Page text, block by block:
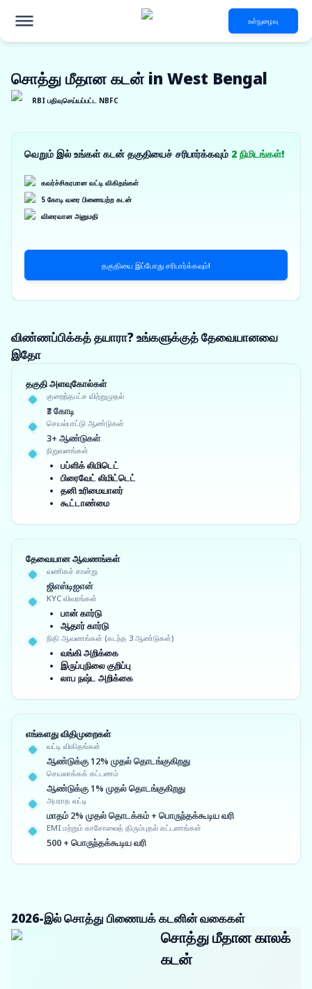
உள்நுழைவு
சொத்து மீதான கடன் in West Bengal
RBI பதிவுசெய்யப்பட்ட NBFC
வெறும் இல் உங்கள் கடன் தகுதியைச் சரிபார்க்கவும் 2 நிமிடங்கள்!
கவர்ச்சிகரமான வட்டி விகிதங்கள்
5 கோடி வரை பிணையற்ற கடன்
விரைவான அனுமதி
தகுதியை இப்போது சரிபார்க்கவும்!
விண்ணப்பிக்கத் தயாரா? உங்களுக்குத் தேவையானவை
இதோ
தகுதி அளவுகோல்கள்
குறைந்தபட்ச விற்றுமுதல்
₹3 கோடி
செயல்பாட்டு ஆண்டுகள்
3+ ஆண்டுகள்
நிறுவனங்கள்
பப்ளிக் லிமிடெட்
பிரைவேட் லிமிட்டெட்
தனி உரிமையாளர்
கூட்டாண்மை
தேவையான ஆவணங்கள்
வணிகச் சான்று
ஜிஎஸ்டிஐஎன்
KYC விவரங்கள்
பான் கார்டு
ஆதார் கார்டு
நிதி ஆவணங்கள் (கடந்த 3 ஆண்டுகள்)
வங்கி அறிக்கை
இருப்புநிலை குறிப்பு
லாப நஷ்ட அறிக்கை
எங்களது விதிமுறைகள்
வட்டி விகிதங்கள்
ஆண்டுக்கு 12% முதல் தொடங்குகிறது
செயலாக்கக் கட்டணம்
ஆண்டுக்கு 1% முதல் தொடங்குகிறது
அபராத வட்டி
மாதம் 2% முதல் தொடக்கம் + பொருந்தக்கூடிய வரி
EMI மற்றும் காசோலைத் திரும்புதல் கட்டணங்கள்
500 + பொருந்தக்கூடிய வரி
2026-இல் சொத்து பிணையக் கடனின் வகைகள்
சொத்து மீதான காலக்
கடன்